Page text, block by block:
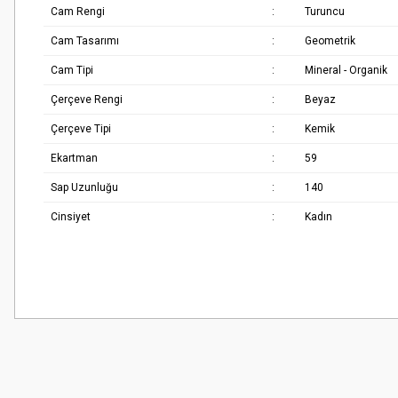
Cam Rengi : Turuncu
Cam Tasarımı : Geometrik
Cam Tipi : Mineral - Organik
Çerçeve Rengi : Beyaz
Çerçeve Tipi : Kemik
Ekartman : 59
Sap Uzunluğu : 140
Cinsiyet : Kadın
Görüş ve önerileriniz için teşekkür ederiz.